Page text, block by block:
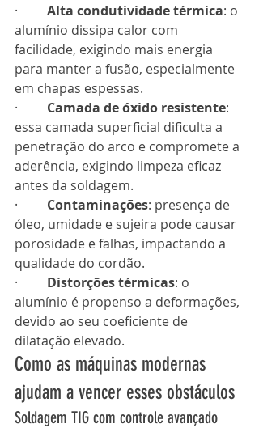
· Alta condutividade térmica: o
alumínio dissipa calor com
facilidade, exigindo mais energia
para manter a fusão, especialmente
em chapas espessas.
· Camada de óxido resistente:
essa camada superficial dificulta a
penetração do arco e compromete a
aderência, exigindo limpeza eficaz
antes da soldagem.
· Contaminações: presença de
óleo, umidade e sujeira pode causar
porosidade e falhas, impactando a
qualidade do cordão.
· Distorções térmicas: o
alumínio é propenso a deformações,
devido ao seu coeficiente de
dilatação elevado.
Como as máquinas modernas
ajudam a vencer esses obstáculos
Soldagem TIG com controle avançado